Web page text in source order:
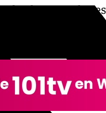
hoy por el
Sergio
Cristina Rico.